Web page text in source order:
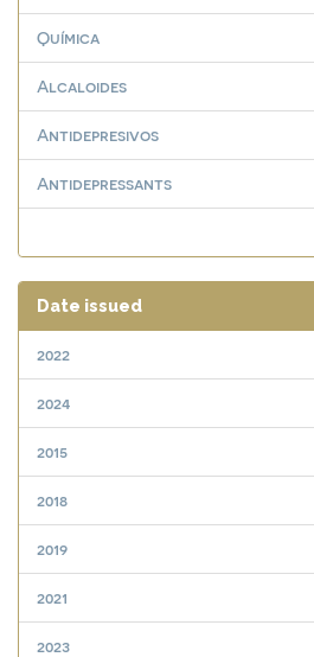
Química
Alcaloides
Antidepresivos
Antidepressants
Date issued
2022
2024
2015
2018
2019
2021
2023